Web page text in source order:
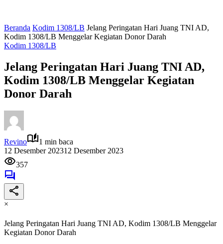
Beranda Kodim 1308/LB Jelang Peringatan Hari Juang TNI AD,
Kodim 1308/LB Menggelar Kegiatan Donor Darah
Kodim 1308/LB
Jelang Peringatan Hari Juang TNI AD,
Kodim 1308/LB Menggelar Kegiatan
Donor Darah
Revino
1 min baca
12 Desember 202312 Desember 2023
357
×
Jelang Peringatan Hari Juang TNI AD, Kodim 1308/LB Menggelar
Kegiatan Donor Darah